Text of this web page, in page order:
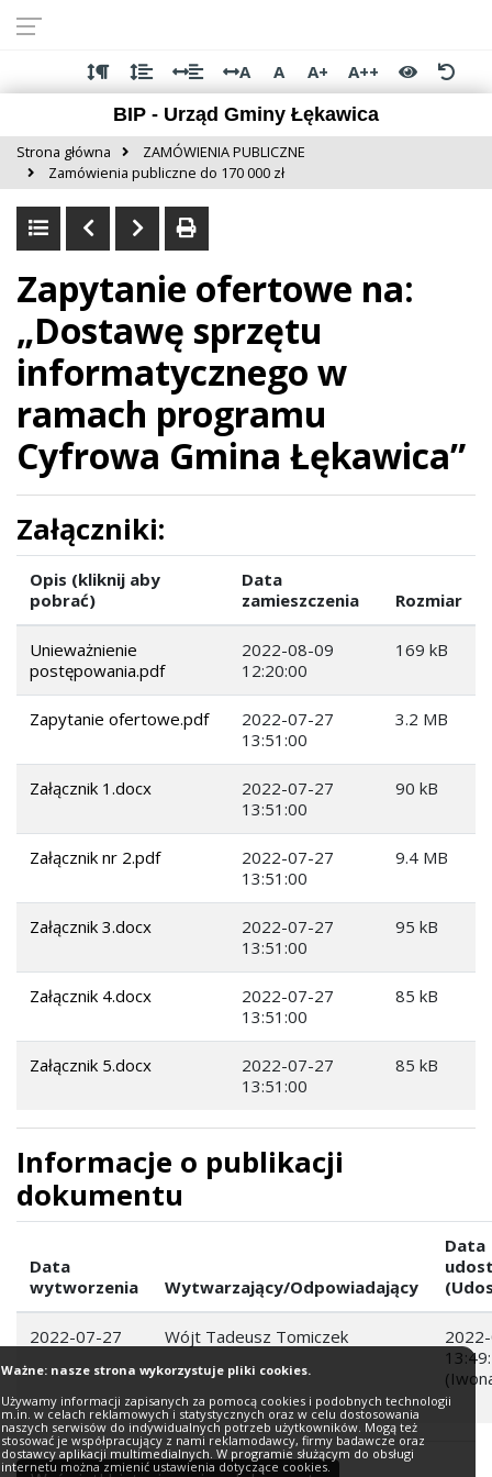
dostępności
głównej
treści
menu
stopki
A A A+
A++
BIP - Urząd Gminy Łękawica
Strona główna
ZAMÓWIENIA PUBLICZNE
Zamówienia publiczne do 170 000 zł
Zapytanie ofertowe na:
„Dostawę sprzętu
informatycznego w
ramach programu
Cyfrowa Gmina Łękawica”
Załączniki:
Opis (kliknij aby
pobrać)
Data
zamieszczenia
Rozmiar
Unieważnienie
postępowania.pdf
2022-08-09
12:20:00
169 kB
Zapytanie ofertowe.pdf
2022-07-27
13:51:00
3.2 MB
Załącznik 1.docx
2022-07-27
13:51:00
90 kB
Załącznik nr 2.pdf
2022-07-27
13:51:00
9.4 MB
Załącznik 3.docx
2022-07-27
13:51:00
95 kB
Załącznik 4.docx
2022-07-27
13:51:00
85 kB
Załącznik 5.docx
2022-07-27
13:51:00
85 kB
Informacje o publikacji
dokumentu
Data
wytworzenia
Wytwarzający/Odpowiadający
Data
2022-07-27 Wójt Tadeusz Tomiczek
Ważne: nasze strona wykorzystuje pliki cookies.
Używamy informacji zapisanych za pomocą cookies i podobnych technologii
m.in. w celach reklamowych i statystycznych oraz w celu dostosowania
naszych serwisów do indywidualnych potrzeb użytkowników. Mogą też
stosować je współpracujący z nami reklamodawcy, firmy badawcze oraz
dostawcy aplikacji multimedialnych. W programie służącym do obsługi
internetu można zmienić ustawienia dotyczące cookies.